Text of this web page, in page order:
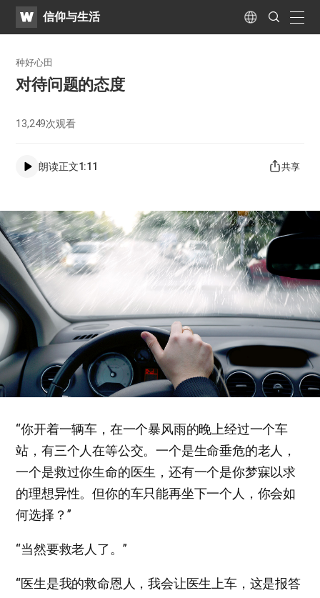
WATV信仰与生活 Language
Search
Submit
种好心田
对待问题的态度
13,249次观看
朗读正文1:11 共享
“你开着一辆车，在一个暴风雨的晚上经过一个车
站，有三个人在等公交。一个是生命垂危的老人，
一个是救过你生命的医生，还有一个是你梦寐以求
的理想异性。但你的车只能再坐下一个人，你会如
何选择？”
“当然要救老人了。”
“医生是我的救命恩人，我会让医生上车，这是报答